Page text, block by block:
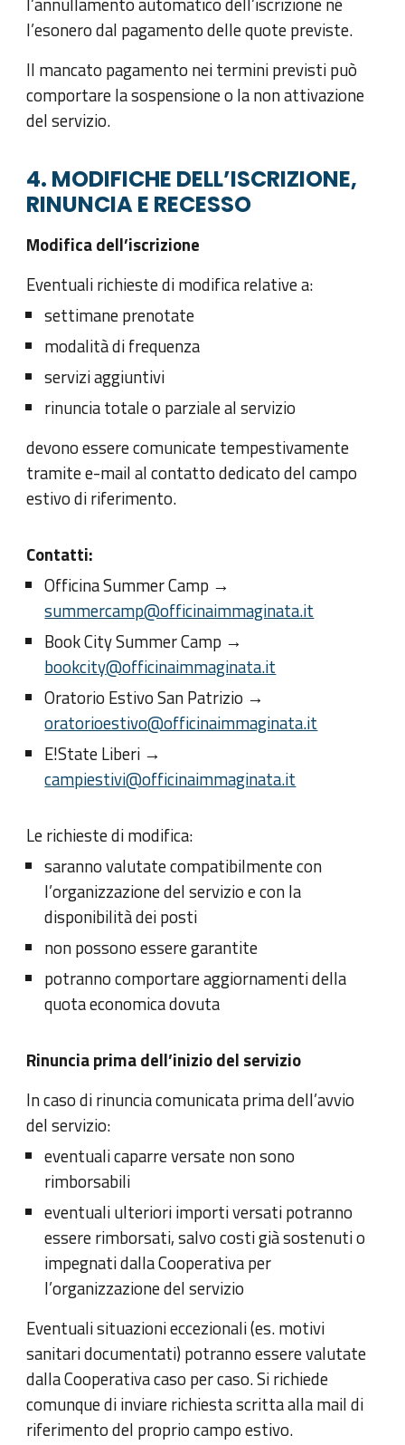
l’esonero dal pagamento delle quote previste.
Il mancato pagamento nei termini previsti può
comportare la sospensione o la non attivazione
del servizio.
4. MODIFICHE DELL’ISCRIZIONE,
RINUNCIA E RECESSO
Modifica dell’iscrizione
Eventuali richieste di modifica relative a:
settimane prenotate
modalità di frequenza
servizi aggiuntivi
rinuncia totale o parziale al servizio
devono essere comunicate tempestivamente
tramite e-mail al contatto dedicato del campo
estivo di riferimento.
Contatti:
Officina Summer Camp →
summercamp@officinaimmaginata.it
Book City Summer Camp →
bookcity@officinaimmaginata.it
Oratorio Estivo San Patrizio →
oratorioestivo@officinaimmaginata.it
E!State Liberi →
campiestivi@officinaimmaginata.it
Le richieste di modifica:
saranno valutate compatibilmente con
l’organizzazione del servizio e con la
disponibilità dei posti
non possono essere garantite
potranno comportare aggiornamenti della
quota economica dovuta
Rinuncia prima dell’inizio del servizio
In caso di rinuncia comunicata prima dell’avvio
del servizio:
eventuali caparre versate non sono
rimborsabili
eventuali ulteriori importi versati potranno
essere rimborsati, salvo costi già sostenuti o
impegnati dalla Cooperativa per
l’organizzazione del servizio
Eventuali situazioni eccezionali (es. motivi
sanitari documentati) potranno essere valutate
dalla Cooperativa caso per caso. Si richiede
comunque di inviare richiesta scritta alla mail di
riferimento del proprio campo estivo.